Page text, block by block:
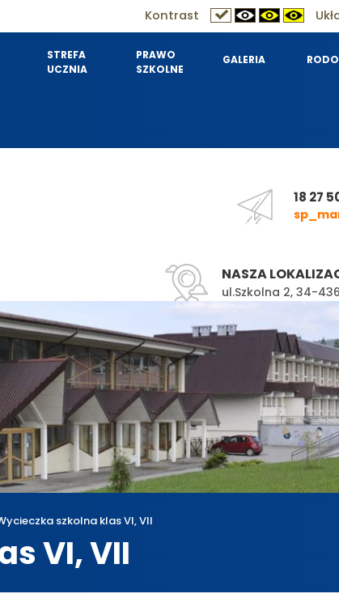
Kontrast
STREFA
UCZNIA
PRAWO
SZKOLNE
GALERIA RODO
18 27
NASZA
ul.Szkolna 2, 34-
szkolna klas VI, VII
VI, VII